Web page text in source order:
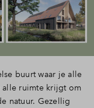
buurt waar je alle
alle ruimte krijgt om
natuur. Gezellig